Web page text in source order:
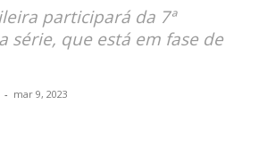
participará da 7ª
série, que está em fase de
- mar 9, 2023